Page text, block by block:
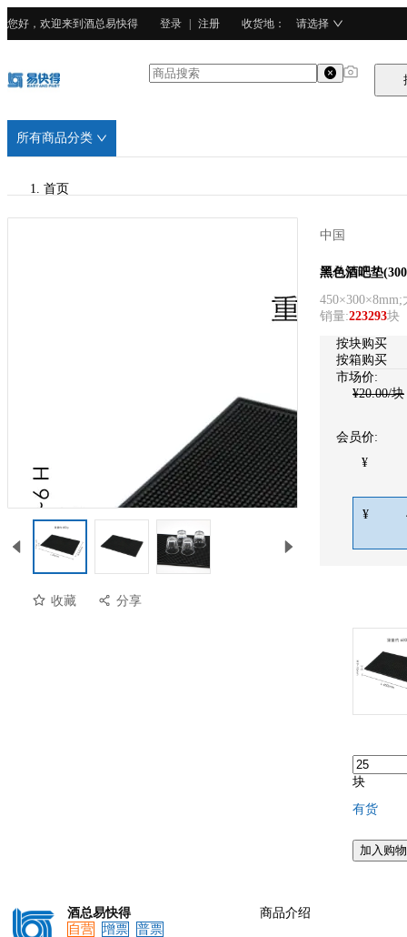
您好，欢迎来到酒总易快得 登录 注册 收货地 ： 请选择
所有商品分类
首页
收藏 分享
中国
酒总精选
黑色酒吧垫
450×300×8mm;
销量:223293块
按块购买
按箱购买
市场价:
¥20.00/块
会员价:
¥
¥
块
有货
加入购
酒总易快得
自营
增票 普票
商品介绍